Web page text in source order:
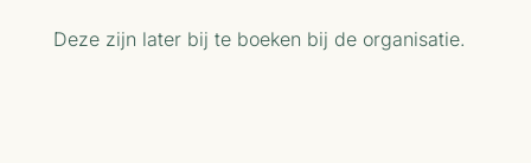
Deze zijn later bij te boeken bij de organisatie.